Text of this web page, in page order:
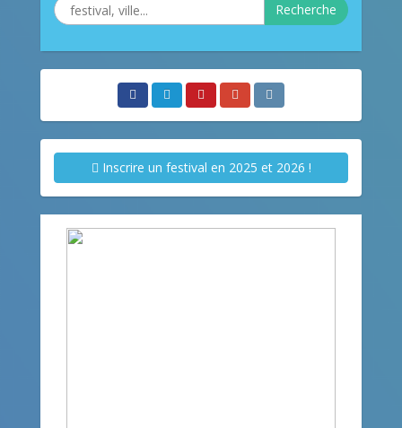
Recherche
Inscrire un festival en 2025 et 2026 !